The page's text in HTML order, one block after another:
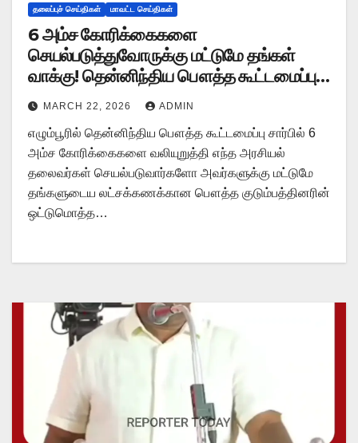
தலைப்புச் செய்திகள் மாவட்ட செய்திகள்
6 அம்ச கோரிக்கைகளை
செயல்படுத்துவோருக்கு மட்டுமே தங்கள்
வாக்கு! தென்னிந்திய பௌத்த கூட்டமைப்பு
அறிவிப்பு!
MARCH 22, 2026 ADMIN
எழும்பூரில் தென்னிந்திய பௌத்த கூட்டமைப்பு சார்பில் 6
அம்ச கோரிக்கைகளை வலியுறுத்தி எந்த அரசியல்
தலைவர்கள் செயல்படுவார்களோ அவர்களுக்கு மட்டுமே
தங்களுடைய லட்சக்கணக்கான பௌத்த குடும்பத்தினரின்
ஒட்டுமொத்த…